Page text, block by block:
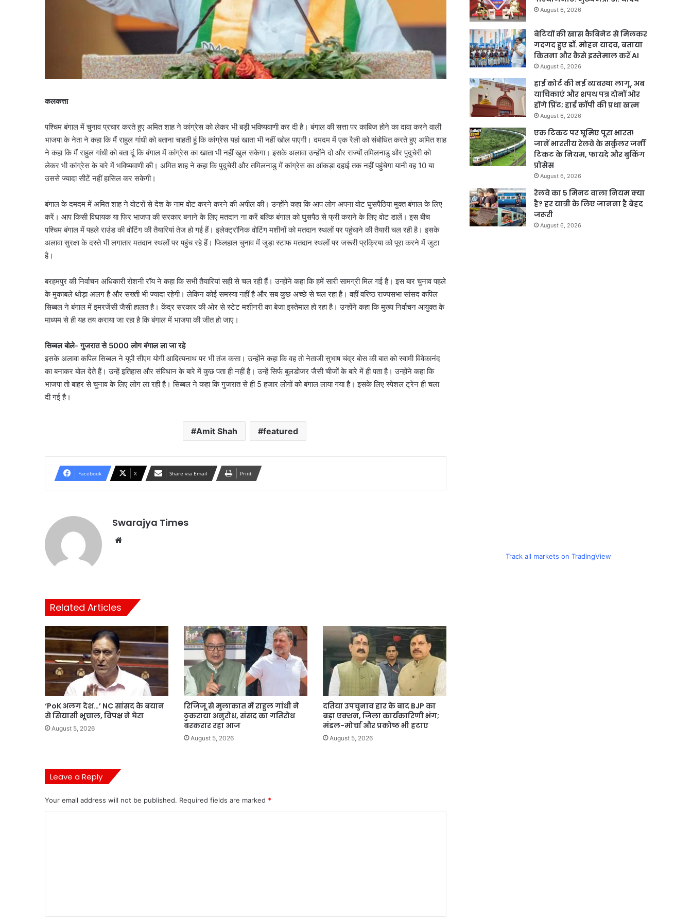
कलकत्ता
पश्चिम बंगाल में चुनाव प्रचार करते हुए अमित शाह ने कांग्रेस को लेकर भी बड़ी भविष्यवाणी कर दी है। बंगाल की सत्ता पर काबिज होने का दावा करने वाली
भाजपा के नेता ने कहा कि मैं राहुल गांधी को बताना चाहती हूं कि कांग्रेस यहां खाता भी नहीं खोल पाएगी। दमदम में एक रैली को संबोधित करते हुए अमित शाह
ने कहा कि मैं राहुल गांधी को बता दूं कि बंगाल में कांग्रेस का खाता भी नहीं खुल सकेगा। इसके अलावा उन्होंने दो और राज्यों तमिलनाडु और पुदुचेरी को
लेकर भी कांग्रेस के बारे में भविष्यवाणी की। अमित शाह ने कहा कि पुदुचेरी और तमिलनाडु में कांग्रेस का आंकड़ा दहाई तक नहीं पहुंचेगा यानी वह 10 या
उससे ज्यादा सीटें नहीं हासिल कर सकेगी।
बंगाल के दमदम में अमित शाह ने वोटरों से देश के नाम वोट करने करने की अपील की। उन्होंने कहा कि आप लोग अपना वोट घुसपैठिया मुक्त बंगाल के लिए
करें। आप किसी विधायक या फिर भाजपा की सरकार बनाने के लिए मतदान ना करें बल्कि बंगाल को घुसपैठ से फ्री कराने के लिए वोट डालें। इस बीच
पश्चिम बंगाल में पहले राउंड की वोटिंग की तैयारियां तेज हो गई हैं। इलेक्ट्रॉनिक वोटिंग मशीनों को मतदान स्थलों पर पहुंचाने की तैयारी चल रही है। इसके
अलावा सुरक्षा के दस्ते भी लगातार मतदान स्थलों पर पहुंच रहे हैं। फिलहाल चुनाव में जुड़ा स्टाफ मतदान स्थलों पर जरूरी प्रक्रिया को पूरा करने में जुटा
है।
बरहमपुर की निर्वाचन अधिकारी रोशनी रॉय ने कहा कि सभी तैयारियां सही से चल रही हैं। उन्होंने कहा कि हमें सारी सामग्री मिल गई है। इस बार चुनाव पहले
के मुकाबले थोड़ा अलग है और सख्ती भी ज्यादा रहेगी। लेकिन कोई समस्या नहीं है और सब कुछ अच्छे से चल रहा है। वहीं वरिष्ठ राज्यसभा सांसद कपिल
सिब्बल ने बंगाल में इमरजेंसी जैसी हालत है। केंद्र सरकार की ओर से स्टेट मशीनरी का बेजा इस्तेमाल हो रहा है। उन्होंने कहा कि मुख्य निर्वाचन आयुक्त के
माध्यम से ही यह तय कराया जा रहा है कि बंगाल में भाजपा की जीत हो जाए।
सिब्बल बोले- गुजरात से 5000 लोग बंगाल ला जा रहे
इसके अलावा कपिल सिब्बल ने यूपी सीएम योगी आदित्यनाथ पर भी तंज कसा। उन्होंने कहा कि वह तो नेताजी सुभाष चंद्र बोस की बात को स्वामी विवेकानंद
का बनाकर बोल देते हैं। उन्हें इतिहास और संविधान के बारे में कुछ पता ही नहीं है। उन्हें सिर्फ बुलडोजर जैसी चीजों के बारे में ही पता है। उन्होंने कहा कि
भाजपा तो बाहर से चुनाव के लिए लोग ला रही है। सिब्बल ने कहा कि गुजरात से ही 5 हजार लोगों को बंगाल लाया गया है। इसके लिए स्पेशल ट्रेन ही चला
दी गई है।
Amit Shah featured
Facebook X Share via Email Print
Swarajya Times
Related Articles
‘PoK अलग देश…’ NC सांसद के बयान
से सियासी भूचाल, विपक्ष ने घेरा
August 5, 2026
रिजिजू से मुलाकात में राहुल गांधी ने
ठुकराया अनुरोध, संसद का गतिरोध
बरकरार रहा आज
August 5, 2026
दतिया उपचुनाव हार के बाद BJP का
बड़ा एक्शन, जिला कार्यकारिणी भंग;
मंडल-मोर्चा और प्रकोष्ठ भी हटाए
August 5, 2026
Leave a Reply
Your email address will not be published. Required fields are marked *
August 6, 2026
बेटियों की खास कैबिनेट से मिलकर
गदगद हुए डॉ. मोहन यादव, बताया
कितना और कैसे इस्तेमाल करें AI
August 6, 2026
हाई कोर्ट की नई व्यवस्था लागू, अब
याचिकाएं और शपथ पत्र दोनों ओर
होंगे प्रिंट; हार्ड कॉपी की प्रथा खत्म
August 6, 2026
एक टिकट पर घूमिए पूरा भारत!
जानें भारतीय रेलवे के सर्कुलर जर्नी
टिकट के नियम, फायदे और बुकिंग
प्रोसेस
August 6, 2026
रेलवे का 5 मिनट वाला नियम क्या
है? हर यात्री के लिए जानना है बेहद
जरूरी
August 6, 2026
Track all markets on TradingView